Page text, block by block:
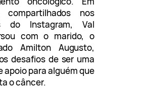
compartilhados nos
do Instagram, Val
com o marido, o
Amilton Augusto,
desafios de ser uma
apoio para alguém que
o câncer.